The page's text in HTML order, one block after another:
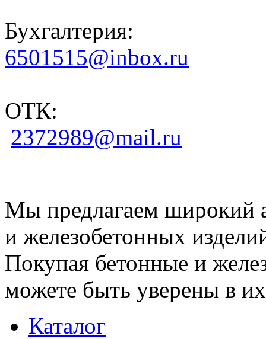
Бухгалтерия:
6501515@inbox.ru
ОТК:
2372989@mail.ru
Мы предлагаем широкий
и железобетонных
Покупая бетонные и
можете быть уверены в их
Каталог